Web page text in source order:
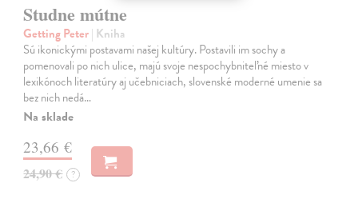
Studne mútne
Getting Peter| Kniha
Sú ikonickými postavami našej kultúry. Postavili im sochy a
pomenovali po nich ulice, majú svoje nespochybniteľné miesto v
lexikónoch literatúry aj učebniciach, slovenské moderné umenie sa
bez nich nedá…
Na sklade
23,66 €
24,90 € ?